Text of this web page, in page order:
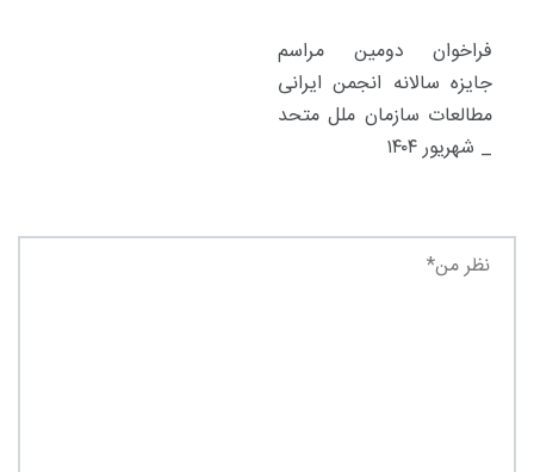
فراخوان دومین مراسم
جایزه سالانه انجمن ایرانی
مطالعات سازمان ملل متحد
_ شهریور ۱۴۰۴